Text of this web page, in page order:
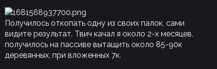
Получилось откопать одну из своих палок, сами
видите результат. Твич качал я около 2-х месяцев,
получилось на пассиве вытащить около 85-90к
деревянных, при вложенных 7к.